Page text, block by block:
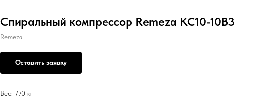
Спиральный компрессор Remeza КС10-10В3
Remeza
Оставить заявку
Вес: 770 кг